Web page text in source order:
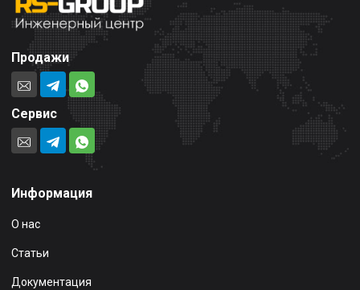
Продажи
Сервис
Информация
О нас
Статьи
Документация